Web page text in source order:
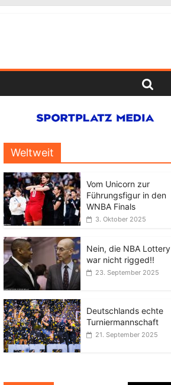
Weltweit
Vom Unicorn zur
Führungsfigur in den
WNBA Finals
3. Oktober 2025
Nein, die NBA Lottery
war nicht rigged!!
23. September 2025
Deutschlands echte
Turniermannschaft
21. September 2025